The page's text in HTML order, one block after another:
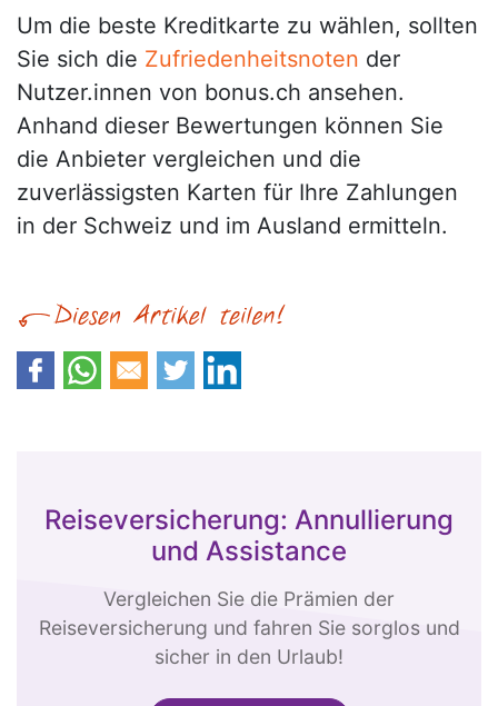
Um die beste Kreditkarte zu wählen, sollten
Sie sich die Zufriedenheitsnoten der
Nutzer.innen von bonus.ch ansehen.
Anhand dieser Bewertungen können Sie
die Anbieter vergleichen und die
zuverlässigsten Karten für Ihre Zahlungen
in der Schweiz und im Ausland ermitteln.
Reiseversicherung: Annullierung
und Assistance
Vergleichen Sie die Prämien der
Reiseversicherung und fahren Sie sorglos und
sicher in den Urlaub!